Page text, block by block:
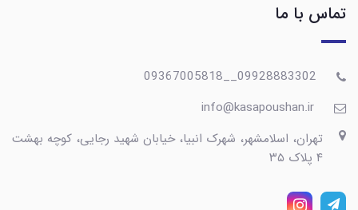
تماس با ما
تهران، اسلامشهر، شهرک انبیا، خیابان شهید رجایی، کوچه بهشت
۴ پلاک ۳۵